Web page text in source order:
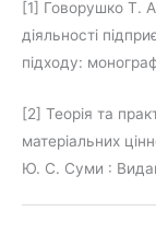
[1] Говорушко Т.
діяльності
підходу:
[2] Теорія та
матеріальних
Ю. С. Суми :